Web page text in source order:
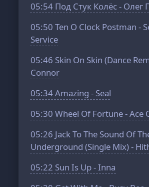
05:54 Под Стук Колёс - Олег
05:50 Ten O Clock Postman -
Service
05:46 Skin On Skin (Dance
Connor
05:34Amazing - Seal
05:30 Wheel Of Fortune - Ace
05:26 Jack To The Sound Of
Underground (Single Mix) -
05:22 Sun Is Up - Inna